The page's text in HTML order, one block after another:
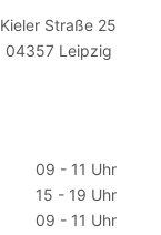
Kieler Straße 25
04357 Leipzig
09 - 11 Uhr
15 - 19 Uhr
09 - 11 Uhr